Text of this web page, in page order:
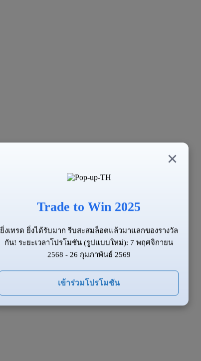
×
Trade to Win 2025
ยิ่งเทรด ยิ่งได้รับมาก รีบสะสมล็อตแล้วมาแลกของรางวัล
กัน! ระยะเวลาโปรโมชัน (รูปแบบใหม่): 7 พฤศจิกายน
2568 - 26 กุมภาพันธ์ 2569
เข้าร่วมโปรโมชัน